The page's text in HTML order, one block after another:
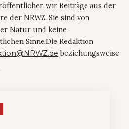
wir Beiträge aus der
der NRWZ. Sie sind von
Natur und keine
Sinne.Die Redaktion
beziehungsweise